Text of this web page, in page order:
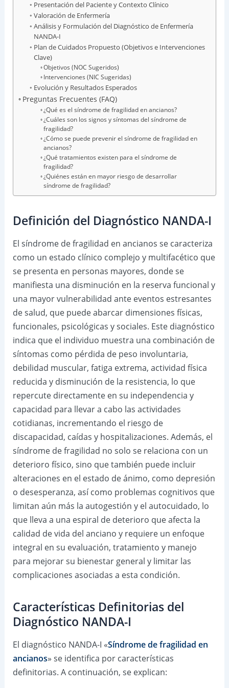
Presentación del Paciente y Contexto Clínico
Valoración de Enfermería
Análisis y Formulación del Diagnóstico de Enfermería
NANDA-I
Plan de Cuidados Propuesto (Objetivos e Intervenciones
Clave)
Objetivos (NOC Sugeridos)
Intervenciones (NIC Sugeridas)
Evolución y Resultados Esperados
Preguntas Frecuentes (FAQ)
¿Qué es el síndrome de fragilidad en ancianos?
¿Cuáles son los signos y síntomas del síndrome de
fragilidad?
¿Cómo se puede prevenir el síndrome de fragilidad en
ancianos?
¿Qué tratamientos existen para el síndrome de
fragilidad?
¿Quiénes están en mayor riesgo de desarrollar
síndrome de fragilidad?
Definición del Diagnóstico NANDA-I
El síndrome de fragilidad en ancianos se caracteriza
como un estado clínico complejo y multifacético que
se presenta en personas mayores, donde se
manifiesta una disminución en la reserva funcional y
una mayor vulnerabilidad ante eventos estresantes
de salud, que puede abarcar dimensiones físicas,
funcionales, psicológicas y sociales. Este diagnóstico
indica que el individuo muestra una combinación de
síntomas como pérdida de peso involuntaria,
debilidad muscular, fatiga extrema, actividad física
reducida y disminución de la resistencia, lo que
repercute directamente en su independencia y
capacidad para llevar a cabo las actividades
cotidianas, incrementando el riesgo de
discapacidad, caídas y hospitalizaciones. Además, el
síndrome de fragilidad no solo se relaciona con un
deterioro físico, sino que también puede incluir
alteraciones en el estado de ánimo, como depresión
o desesperanza, así como problemas cognitivos que
limitan aún más la autogestión y el autocuidado, lo
que lleva a una espiral de deterioro que afecta la
calidad de vida del anciano y requiere un enfoque
integral en su evaluación, tratamiento y manejo
para mejorar su bienestar general y limitar las
complicaciones asociadas a esta condición.
Características Definitorias del
Diagnóstico NANDA-I
El diagnóstico NANDA-I «Síndrome de fragilidad en
ancianos» se identifica por características
definitorias. A continuación, se explican: